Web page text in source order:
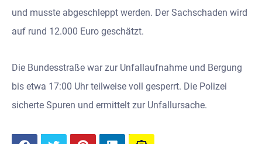
und musste abgeschleppt werden. Der Sachschaden wird
auf rund 12.000 Euro geschätzt.
Die Bundesstraße war zur Unfallaufnahme und Bergung
bis etwa 17:00 Uhr teilweise voll gesperrt. Die Polizei
sicherte Spuren und ermittelt zur Unfallursache.